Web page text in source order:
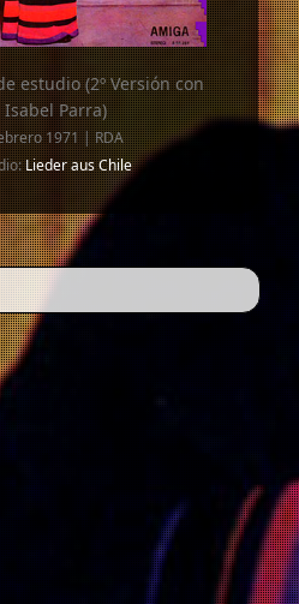
estudio (2º Versión con
Isabel Parra)
1971 | RDA
Lieder aus Chile